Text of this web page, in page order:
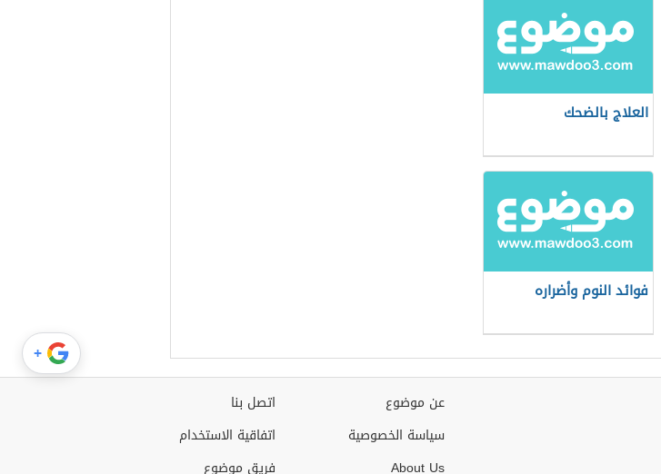
العلاج بالضحك
فوائد النوم وأضراره
اتصل بنا
اتفاقية الاستخدام
فريق موضوع
عن موضوع
سياسة الخصوصية
About Us
+